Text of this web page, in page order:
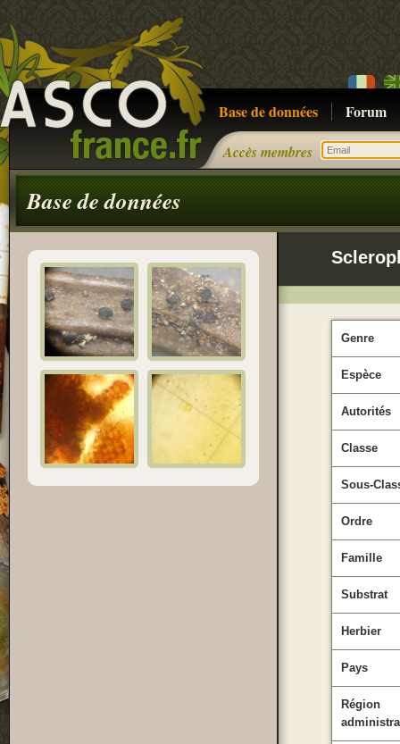
Base de données Forum
Accès membres
Base de données
Genre
Espèce
Autorités
Classe
Sous-
Ordre
Famille
Substrat
Herbier
Pays
Région